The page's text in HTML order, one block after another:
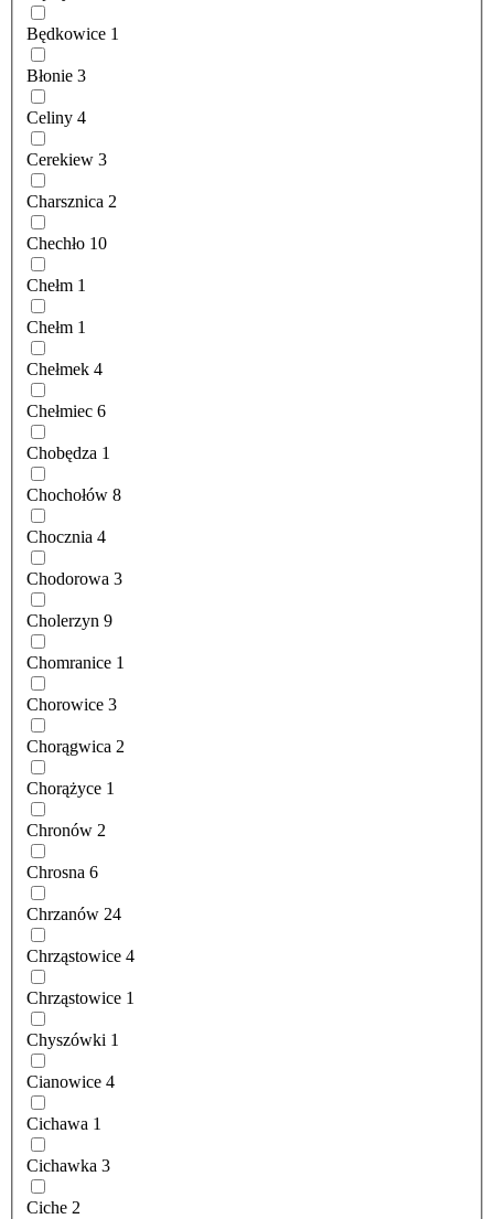
Będkowice 1
Błonie 3
Celiny 4
Cerekiew 3
Charsznica 2
Chechło 10
Chełm 1
Chełm 1
Chełmek 4
Chełmiec 6
Chobędza 1
Chochołów 8
Chocznia 4
Chodorowa 3
Cholerzyn 9
Chomranice 1
Chorowice 3
Chorągwica 2
Chorążyce 1
Chronów 2
Chrosna 6
Chrzanów 24
Chrząstowice 4
Chrząstowice 1
Chyszówki 1
Cianowice 4
Cichawa 1
Cichawka 3
Ciche 2